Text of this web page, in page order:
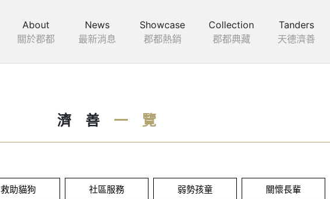
About
關於郡都
News
最新消息
Showcase
郡都熱銷
Collection
郡都典藏
Tanders
天德濟善
濟 善 一 覽
救助貓狗 社區服務 弱勢孩童 關懷長輩